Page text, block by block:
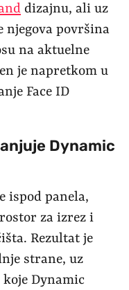
dizajnu, ali uz
njegova površina
na aktuelne
je napretkom u
Face ID
Dynamic
ispod panela,
za izrez i
Rezultat je
strane, uz
Dynamic